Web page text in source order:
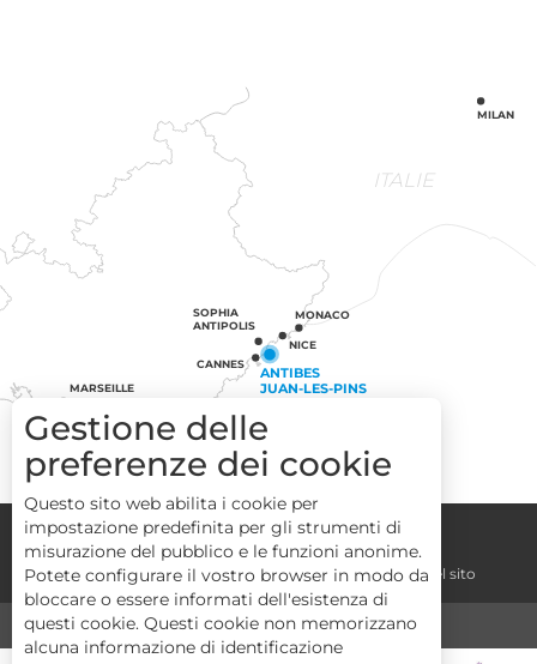
ITALIE
MARSEILLE
CANNES
ANTIBES
JUAN-LES-PINS
SOPHIA
ANTIPOLIS
NICE
MONACO
MILAN
Congressi Gruppi Area operatori
Note legali Termini e condizioni La mappa del sito
MEDIA TURISMO E HANDICAP
Gestione delle
preferenze dei cookie
Questo sito web abilita i cookie per
impostazione predefinita per gli strumenti di
misurazione del pubblico e le funzioni anonime.
Potete configurare il vostro browser in modo da
bloccare o essere informati dell'esistenza di
questi cookie. Questi cookie non memorizzano
alcuna informazione di identificazione